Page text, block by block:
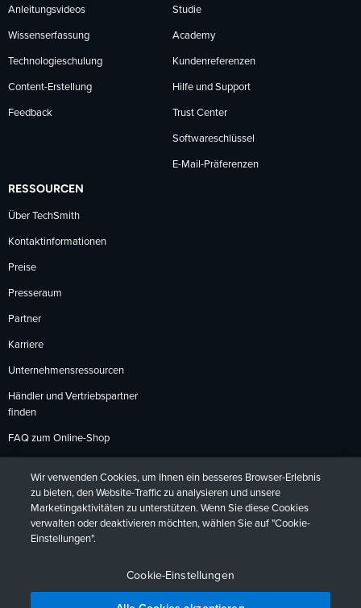
Anleitungsvideos
Wissenserfassung
Technologieschulung
Content-Erstellung
Feedback
Studie
Academy
Kundenreferenzen
Hilfe und Support
Trust Center
Softwareschlüssel
E-Mail-Präferenzen
RESSOURCEN
Über TechSmith
Kontaktinformationen
Preise
Presseraum
Partner
Karriere
Unternehmensressourcen
Händler und Vertriebspartner
finden
FAQ zum Online-Shop
Rückgabebedingungen
DeutschFrançaisEspañol日本語
Wir verwenden Cookies, um Ihnen ein besseres Browser-Erlebnis
zu bieten, den Website-Traffic zu analysieren und unsere
Marketingaktivitäten zu unterstützen. Wenn Sie diese Cookies
verwalten oder deaktivieren möchten, wählen Sie auf "Cookie-
Einstellungen".
Cookie-Einstellungen